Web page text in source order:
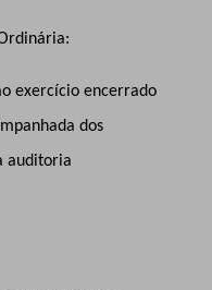
exercício encerrado
dos
auditoria